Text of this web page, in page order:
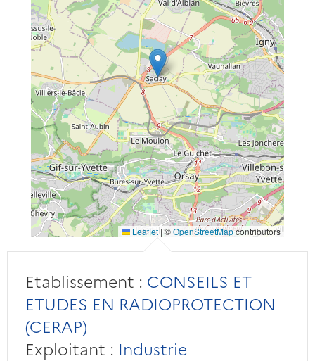
Leaflet |©OpenStreetMapcontributors
Etablissement : CONSEILS ET
ETUDES EN RADIOPROTECTION
(CERAP)
Exploitant : Industrie